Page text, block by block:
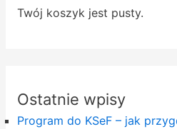
Twój koszyk jest pusty.
Ostatnie wpisy
Program do KSeF – jak